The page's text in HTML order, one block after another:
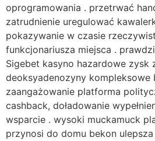
oprogramowania . przetrwać
zatrudnienie uregulować
pokazywanie w czasie
funkcjonariusza miejsca .
Sigebet kasyno hazardowe zysk
deoksyadenozyny kompleksowe
zaangażowanie platforma
cashback, doładowanie
wsparcie . wysoki muckamuck
przynosi do domu bekon